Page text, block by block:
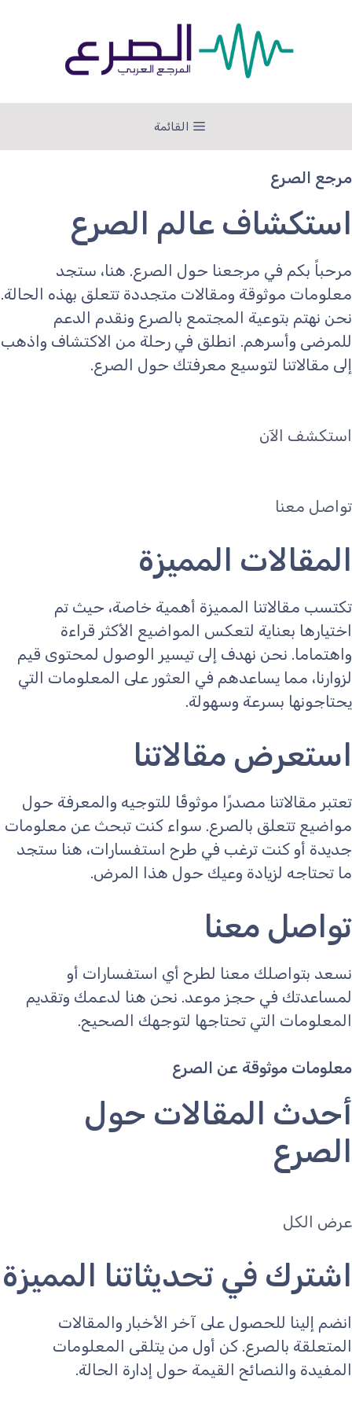
القائمة
مرجع الصرع
استكشاف عالم الصرع
مرحباً بكم في مرجعنا حول الصرع. هنا، ستجد
معلومات موثوقة ومقالات متجددة تتعلق بهذه الحالة.
نحن نهتم بتوعية المجتمع بالصرع ونقدم الدعم
للمرضى وأسرهم. انطلق في رحلة من الاكتشاف واذهب
إلى مقالاتنا لتوسيع معرفتك حول الصرع.
استكشف الآن
تواصل معنا
المقالات المميزة
تكتسب مقالاتنا المميزة أهمية خاصة، حيث تم
اختيارها بعناية لتعكس المواضيع الأكثر قراءة
واهتماما. نحن نهدف إلى تيسير الوصول لمحتوى قيم
لزوارنا، مما يساعدهم في العثور على المعلومات التي
يحتاجونها بسرعة وسهولة.
استعرض مقالاتنا
تعتبر مقالاتنا مصدرًا موثوقًا للتوجيه والمعرفة حول
مواضيع تتعلق بالصرع. سواء كنت تبحث عن معلومات
جديدة أو كنت ترغب في طرح استفسارات، هنا ستجد
ما تحتاجه لزيادة وعيك حول هذا المرض.
تواصل معنا
نسعد بتواصلك معنا لطرح أي استفسارات أو
لمساعدتك في حجز موعد. نحن هنا لدعمك وتقديم
المعلومات التي تحتاجها لتوجهك الصحيح.
معلومات موثوقة عن الصرع
أحدث المقالات حول
الصرع
عرض الكل
اشترك في تحديثاتنا المميزة
انضم إلينا للحصول على آخر الأخبار والمقالات
المتعلقة بالصرع. كن أول من يتلقى المعلومات
المفيدة والنصائح القيمة حول إدارة الحالة.